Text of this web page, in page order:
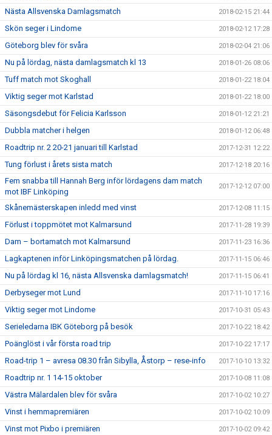
Nästa Allsvenska Damlagsmatch 2018-02-15 21:44
Skön seger i Lindome 2018-02-12 17:28
Göteborg blev för svåra 2018-02-04 21:06
Nu på lördag, nästa damlagsmatch kl 13 2018-01-26 08:06
Tuff match mot Skoghall 2018-01-22 18:04
Viktig seger mot Karlstad 2018-01-22 18:00
Säsongsdebut för Felicia Karlsson 2018-01-12 21:21
Dubbla matcher i helgen 2018-01-12 06:48
Roadtrip nr. 2 20-21 januari till Karlstad 2017-12-31 12:22
Tung förlust i årets sista match 2017-12-18 20:16
Fem snabba till Hannah Berg inför lördagens dam match
mot IBF Linköping
2017-12-12 07:00
Skånemästerskapen inledd med vinst 2017-12-08 11:15
Förlust i toppmötet mot Kalmarsund 2017-11-28 19:39
Dam – bortamatch mot Kalmarsund 2017-11-23 16:36
Lagkaptenen inför Linköpingsmatchen på lördag. 2017-11-15 06:46
Nu på lördag kl 16, nästa Allsvenska damlagsmatch! 2017-11-15 06:41
Derbyseger mot Lund 2017-11-10 17:16
Viktig seger mot Lindome 2017-10-31 05:43
Serieledarna IBK Göteborg på besök 2017-10-22 18:42
Poänglöst i vår första road trip 2017-10-22 17:17
Road-trip 1 – avresa 08.30 från Sibylla, Åstorp – rese-info 2017-10-10 13:32
Roadtrip nr. 1 14-15 oktober 2017-10-08 11:08
Västra Mälardalen blev för svåra 2017-10-02 10:27
Vinst i hemmapremiären 2017-10-02 10:09
Vinst mot Pixbo i premiären 2017-10-02 09:42